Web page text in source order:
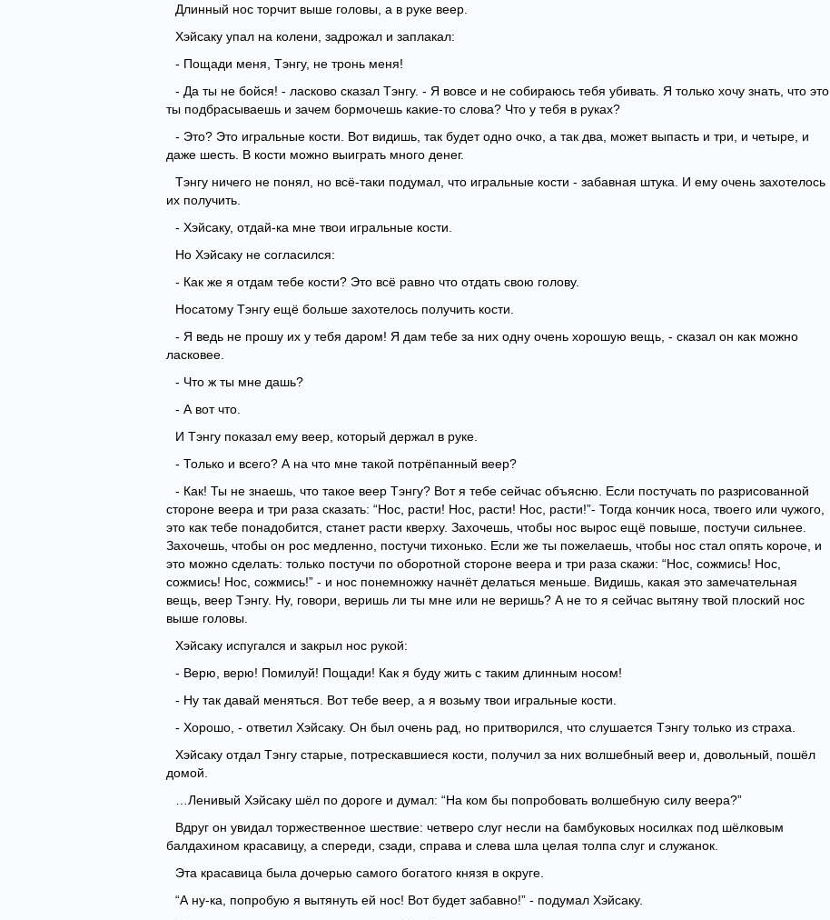
Длинный нос торчит выше головы, а в руке веер.
Хэйсаку упал на колени, задрожал и заплакал:
- Пощади меня, Тэнгу, не тронь меня!
- Да ты не бойся! - ласково сказал Тэнгу. - Я вовсе и не собираюсь тебя убивать. Я только хочу знать, что это
ты подбрасываешь и зачем бормочешь какие-то слова? Что у тебя в руках?
- Это? Это игральные кости. Вот видишь, так будет одно очко, а так два, может выпасть и три, и четыре, и
даже шесть. В кости можно выиграть много денег.
Тэнгу ничего не понял, но всё-таки подумал, что игральные кости - забавная штука. И ему очень захотелось
их получить.
- Хэйсаку, отдай-ка мне твои игральные кости.
Но Хэйсаку не согласился:
- Как же я отдам тебе кости? Это всё равно что отдать свою голову.
Носатому Тэнгу ещё больше захотелось получить кости.
- Я ведь не прошу их у тебя даром! Я дам тебе за них одну очень хорошую вещь, - сказал он как можно
ласковее.
- Что ж ты мне дашь?
- А вот что.
И Тэнгу показал ему веер, который держал в руке.
- Только и всего? А на что мне такой потрёпанный веер?
- Как! Ты не знаешь, что такое веер Тэнгу? Вот я тебе сейчас объясню. Если постучать по разрисованной
стороне веера и три раза сказать: “Нос, расти! Нос, расти! Нос, расти!”- Тогда кончик носа, твоего или чужого,
это как тебе понадобится, станет расти кверху. Захочешь, чтобы нос вырос ещё повыше, постучи сильнее.
Захочешь, чтобы он рос медленно, постучи тихонько. Если же ты пожелаешь, чтобы нос стал опять короче, и
это можно сделать: только постучи по оборотной стороне веера и три раза скажи: “Нос, сожмись! Нос,
сожмись! Нос, сожмись!” - и нос понемножку начнёт делаться меньше. Видишь, какая это замечательная
вещь, веер Тэнгу. Ну, говори, веришь ли ты мне или не веришь? А не то я сейчас вытяну твой плоский нос
выше головы.
Хэйсаку испугался и закрыл нос рукой:
- Верю, верю! Помилуй! Пощади! Как я буду жить с таким длинным носом!
- Ну так давай меняться. Вот тебе веер, а я возьму твои игральные кости.
- Хорошо, - ответил Хэйсаку. Он был очень рад, но притворился, что слушается Тэнгу только из страха.
Хэйсаку отдал Тэнгу старые, потрескавшиеся кости, получил за них волшебный веер и, довольный, пошёл
домой.
…Ленивый Хэйсаку шёл по дороге и думал: “На ком бы попробовать волшебную силу веера?”
Вдруг он увидал торжественное шествие: четверо слуг несли на бамбуковых носилках под шёлковым
балдахином красавицу, а спереди, сзади, справа и слева шла целая толпа слуг и служанок.
Эта красавица была дочерью самого богатого князя в округе.
“А ну-ка, попробую я вытянуть ей нос! Вот будет забавно!” - подумал Хэйсаку.